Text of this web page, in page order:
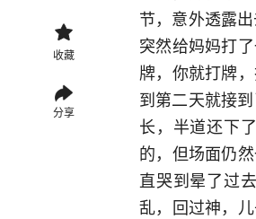
收藏
分享
节，意外透露
突然给妈妈打
牌，你就打牌
到第二天就接
长，半道还下
的，但场面仍
直哭到晕了过
乱，回过神，